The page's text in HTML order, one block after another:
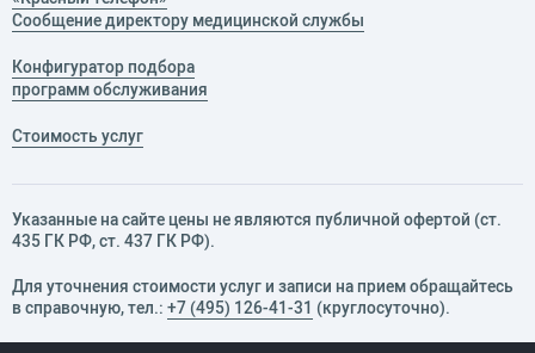
Сообщение директору медицинской службы
Конфигуратор подбора
программ обслуживания
Стоимость услуг
Указанные на сайте цены не являются публичной офертой (ст.
435 ГК РФ, cт. 437 ГК РФ).
Для уточнения стоимости услуг и записи на прием обращайтесь
в справочную, тел.: +7 (495) 126-41-31 (круглосуточно).